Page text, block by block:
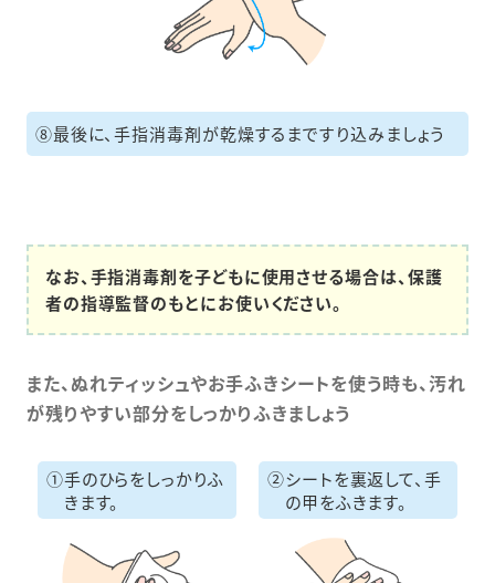
⑧最後に、手指消毒剤が乾燥するまですり込みましょう
なお、手指消毒剤を子どもに使用させる場合は、保護
者の指導監督のもとにお使いください。
また、ぬれティッシュやお手ふきシートを使う時も、汚れ
が残りやすい部分をしっかりふきましょう
①手のひらをしっかりふ
きます。
②シートを裏返して、手
の甲をふきます。